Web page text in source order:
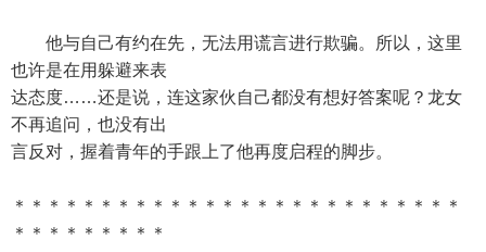
他与自己有约在先，无法用谎言进行欺骗。所以，这里
也许是在用躲避来表
达态度……还是说，连这家伙自己都没有想好答案呢？龙女
不再追问，也没有出
言反对，握着青年的手跟上了他再度启程的脚步。
＊＊＊＊＊＊＊＊＊＊＊＊＊＊＊＊＊＊＊＊＊＊＊＊＊＊
＊＊＊＊＊＊＊＊＊